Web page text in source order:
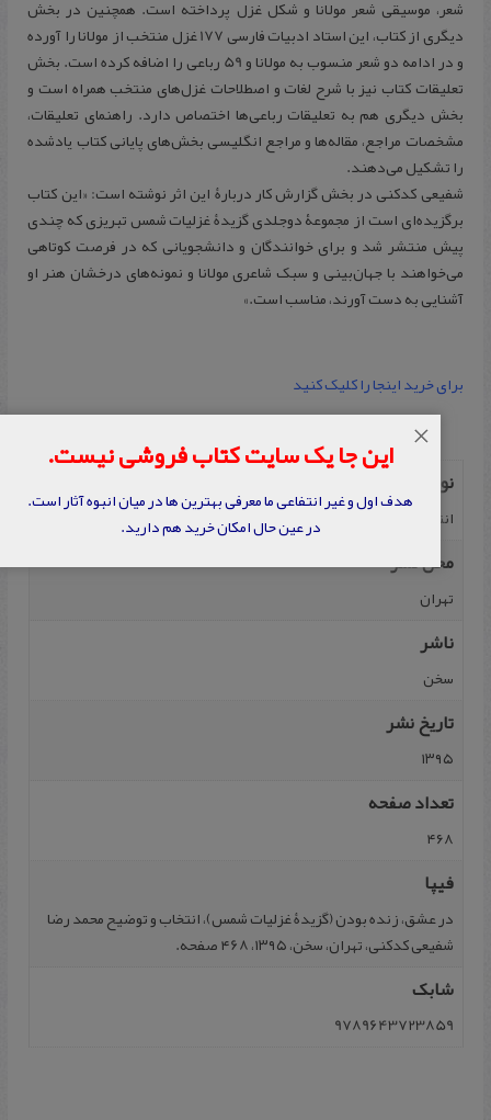
شعر، موسيقی شعر مولانا و شكل غزل پرداخته است. همچنين در بخش
ديگری از كتاب، اين استاد ادبيات فارسی 177 غزل منتخب از مولانا را آورده
و در ادامه دو شعر منسوب به مولانا و 59 رباعی را اضافه كرده است.‌ بخش
تعليقات كتاب نيز با شرح لغات و اصطلاحات غزل‌های منتخب همراه است و
بخش ديگری هم به تعليقات رباعی‌ها اختصاص دارد. راهنمای تعليقات،
مشخصات مراجع، مقاله‌ها و مراجع انگليسی بخش‌های پايانی كتاب يادشده
را تشكيل می‌دهند.
شفيعی كدكنی در بخش گزارش كار دربارۀ اين اثر نوشته است: «اين كتاب
برگزيده‌ا‌ی است از مجموعۀ دوجلدی گزيدۀ غزليات شمس تبريزی كه چندی
پيش منتشر شد و برای خوانندگان و دانشجويانی كه در فرصت كوتاهی
می‌خواهند با جهان‌بينی و سبک شاعری مولانا و نمونه‌های درخشان هنر او
آشنايی به دست آورند، مناسب است.»
برای خرید اینجا را کلیک کنید
نویسنده
انتخاب و توضیح محمد رضا شفیعی کدکنی
محل نشر
تهران
ناشر
سخن
تاریخ نشر
۱۳۹۵
تعداد صفحه
۴۶۸
فیپا
در عشق، زنده بودن (گزیدۀ غزلیات شمس)، انتخاب و توضیح محمد رضا
شفیعی کدکنی، تهران، سخن، ۱۳۹۵، ۴68 صفحه.
شابک
9789643723859
این جا یک سایت کتاب فروشی نیست.
هدف اول و غیر انتفاعی ما معرفی بهترین ها در میان انبوه آثار است.
در عین حال امکان خرید هم دارید.
×